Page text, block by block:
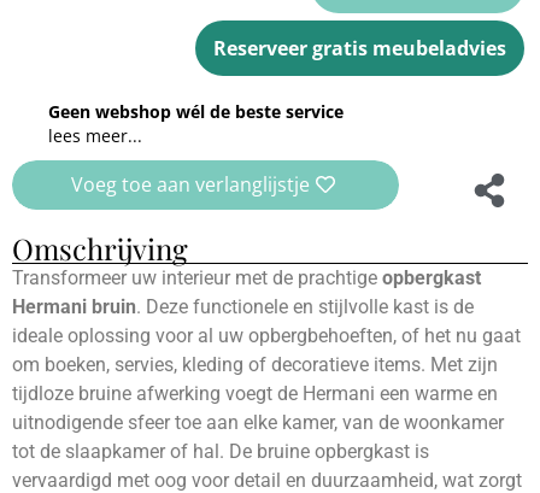
Reserveer gratis meubeladvies
Geen webshop wél de beste service
lees meer...
Voeg toe aan verlanglijstje
Omschrijving
Transformeer uw interieur met de prachtige opbergkast
Hermani bruin. Deze functionele en stijlvolle kast is de
ideale oplossing voor al uw opbergbehoeften, of het nu gaat
om boeken, servies, kleding of decoratieve items. Met zijn
tijdloze bruine afwerking voegt de Hermani een warme en
uitnodigende sfeer toe aan elke kamer, van de woonkamer
tot de slaapkamer of hal. De bruine opbergkast is
vervaardigd met oog voor detail en duurzaamheid, wat zorgt